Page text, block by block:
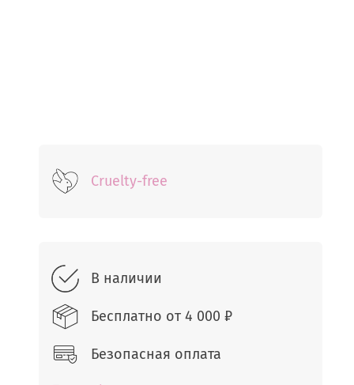
Cruelty-free
В наличии
Бесплатно от 4 000 ₽
Безопасная оплата